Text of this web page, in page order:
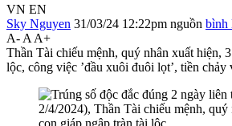
VN EN
Sky Nguyen 31/03/24 12:22pm nguồn bình
A- A A+
Thần Tài chiếu mệnh, quý nhân xuất hiện,
lộc, công việc ’đầu xuôi đuôi lọt’, tiền chảy